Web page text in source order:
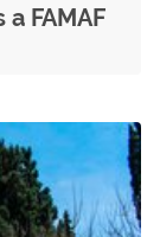
FAMAF